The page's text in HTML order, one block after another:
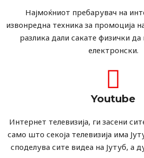
Најмоќниот пребарувач на
извонредна техника за промоција
разлика дали сакате физички да
електронски.
Youtube
Интернет телевизија, ги засени
само што секоја телевизија има
споделува сите видеа на Јутуб, а